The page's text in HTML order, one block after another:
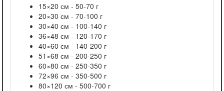
15×20 см - 50-70 г
20×30 см - 70-100 г
30×40 см - 100-140 г
36×48 см - 120-170 г
40×60 см - 140-200 г
51×68 см - 200-250 г
60×80 см - 250-350 г
72×96 см - 350-500 г
80×120 см - 500-700 г